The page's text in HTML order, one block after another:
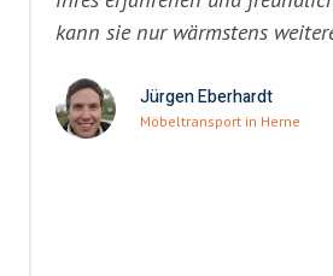
kann sie nur wärmstens
Jürgen Eberhardt
Möbeltransport in Herne